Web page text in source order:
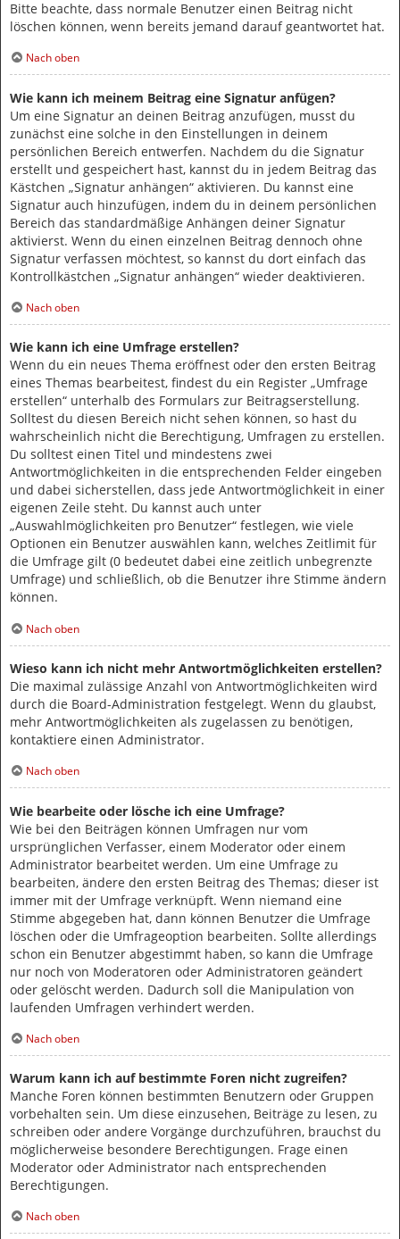
Bitte beachte, dass normale Benutzer einen Beitrag nicht
löschen können, wenn bereits jemand darauf geantwortet hat.
Nach oben
Wie kann ich meinem Beitrag eine Signatur anfügen?
Um eine Signatur an deinen Beitrag anzufügen, musst du
zunächst eine solche in den Einstellungen in deinem
persönlichen Bereich entwerfen. Nachdem du die Signatur
erstellt und gespeichert hast, kannst du in jedem Beitrag das
Kästchen „Signatur anhängen“ aktivieren. Du kannst eine
Signatur auch hinzufügen, indem du in deinem persönlichen
Bereich das standardmäßige Anhängen deiner Signatur
aktivierst. Wenn du einen einzelnen Beitrag dennoch ohne
Signatur verfassen möchtest, so kannst du dort einfach das
Kontrollkästchen „Signatur anhängen“ wieder deaktivieren.
Nach oben
Wie kann ich eine Umfrage erstellen?
Wenn du ein neues Thema eröffnest oder den ersten Beitrag
eines Themas bearbeitest, findest du ein Register „Umfrage
erstellen“ unterhalb des Formulars zur Beitragserstellung.
Solltest du diesen Bereich nicht sehen können, so hast du
wahrscheinlich nicht die Berechtigung, Umfragen zu erstellen.
Du solltest einen Titel und mindestens zwei
Antwortmöglichkeiten in die entsprechenden Felder eingeben
und dabei sicherstellen, dass jede Antwortmöglichkeit in einer
eigenen Zeile steht. Du kannst auch unter
„Auswahlmöglichkeiten pro Benutzer“ festlegen, wie viele
Optionen ein Benutzer auswählen kann, welches Zeitlimit für
die Umfrage gilt (0 bedeutet dabei eine zeitlich unbegrenzte
Umfrage) und schließlich, ob die Benutzer ihre Stimme ändern
können.
Nach oben
Wieso kann ich nicht mehr Antwortmöglichkeiten erstellen?
Die maximal zulässige Anzahl von Antwortmöglichkeiten wird
durch die Board-Administration festgelegt. Wenn du glaubst,
mehr Antwortmöglichkeiten als zugelassen zu benötigen,
kontaktiere einen Administrator.
Nach oben
Wie bearbeite oder lösche ich eine Umfrage?
Wie bei den Beiträgen können Umfragen nur vom
ursprünglichen Verfasser, einem Moderator oder einem
Administrator bearbeitet werden. Um eine Umfrage zu
bearbeiten, ändere den ersten Beitrag des Themas; dieser ist
immer mit der Umfrage verknüpft. Wenn niemand eine
Stimme abgegeben hat, dann können Benutzer die Umfrage
löschen oder die Umfrageoption bearbeiten. Sollte allerdings
schon ein Benutzer abgestimmt haben, so kann die Umfrage
nur noch von Moderatoren oder Administratoren geändert
oder gelöscht werden. Dadurch soll die Manipulation von
laufenden Umfragen verhindert werden.
Nach oben
Warum kann ich auf bestimmte Foren nicht zugreifen?
Manche Foren können bestimmten Benutzern oder Gruppen
vorbehalten sein. Um diese einzusehen, Beiträge zu lesen, zu
schreiben oder andere Vorgänge durchzuführen, brauchst du
möglicherweise besondere Berechtigungen. Frage einen
Moderator oder Administrator nach entsprechenden
Berechtigungen.
Nach oben